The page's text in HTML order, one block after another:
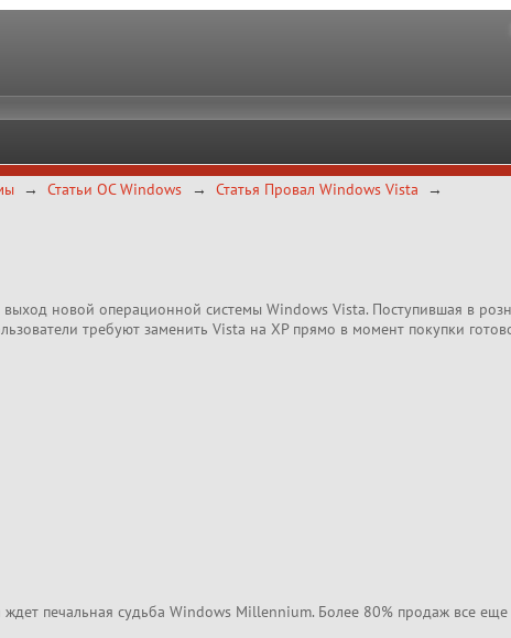
Статьи ОС Windows Статья Провал Windows Vista
новой операционной системы Windows Vista. Поступившая в
требуют заменить Vista на XP прямо в момент покупки
печальная судьба Windows Millennium. Более 80% продаж все